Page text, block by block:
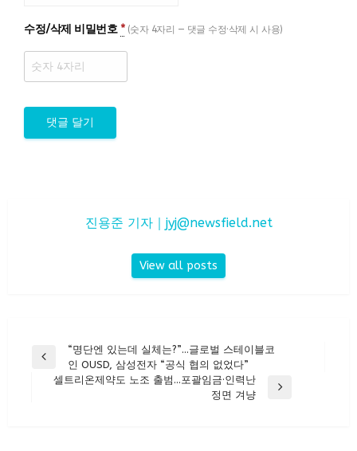
수정/삭제 비밀번호 * (숫자 4자리 — 댓글 수정·삭제 시 사용)
진용준 기자｜ jyj@newsfield.net
View all posts
글
Previous
Post
“명단엔 있는데 실체는?”…글로벌 스테이블코
인 OUSD, 삼성전자 “공식 협의 없었다”
셀트리온제약도 노조 출범…포괄임금·인력난
정면 겨냥